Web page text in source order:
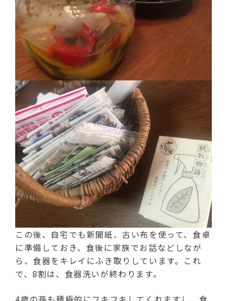
この後、自宅でも新聞紙、古い布を使って、食卓
に準備しておき、食後に家族でお話などしなが
ら、食器をキレイにふき取りしています。これ
で、8割は、食器洗いが終わります。